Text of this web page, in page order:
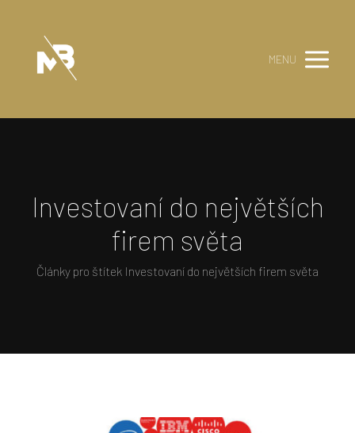
MENU
Investovaní do největších
firem světa
Články pro štítek Investovaní do největších firem světa